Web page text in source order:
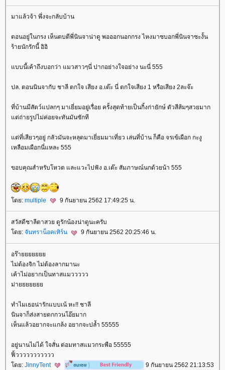
มาแล้วจ้า พึ่งจะกลับบ้าน
ตอนอยู่ในกรง เห็นตบตีพี่นินจาน่าดู พอออกนอกกรง ไหงมาซบอกพี่นินจาซะงั้น
ร้ายนักรักนี้ อิอิ
บบนี้เค้าถึงบอกว่า แมวสาวๆนี่ ปากอย่างใจอย่าง นะนี่ 555
ปล. ตอนนินจากับ ชาลี ตกใจ เสียง อ.เต๊ะ นี่ ตกใจเสียง 1 หรือเสียง 2ละจ๊ะ
ที่บ้านมีสัตว์แปลกๆ มาเยี่ยมอยู่เรื่อย ครั้งสุดท้ายเป็นกิ้งก่ายักษ์ ตัวสีส้มๆสวยมาก
ต่ถ่ายรูปไม่ค่อยจะทันมันซักที
ต่ที่เสียวๆอยู่ กลัวมันจะหลุดมาเยี่ยมมาเที่ยว เล่นที่บ้าน ก็คือ จรเข้เผือก กะงู
เหลือมเผือกนี่แหละ 555
ขอบคุณสำหรับโหวต และแวะไปฟัง อ.เต๊ะ สัมภาษณ์นกด้วยน้า 555
ดย: multiple 9 กันยายน 2562 17:49:25 น.
สวัสดีชาลีตาสวย ดูรักน้องน่าดูนะครับ
ดย: จันทราน็อคเทิร์น 9 กันยายน 2562 20:25:46 น.
อร๊า
ไม่ต้องจิก ไม่ต้องลากมานะ
เค้าไม่อยากเป็นทาสแมววววว
ม่า
ทำไมเธอน่ารักแบบเน้ หะ!! ชาลี
นินจาก็ส่งสายตกกวนโอ๊ยมาก
เห็นแล้วอยากจะแกล้ง อยากจะปล้ำ 55555
อยู่นานไม่ได้ ใจสั่น ต่อมทาสแมวกระพือ 55555
ฟิ้ววววววววววว
ดย: JinnyTent
9 กันยายน 2562 21:13:53